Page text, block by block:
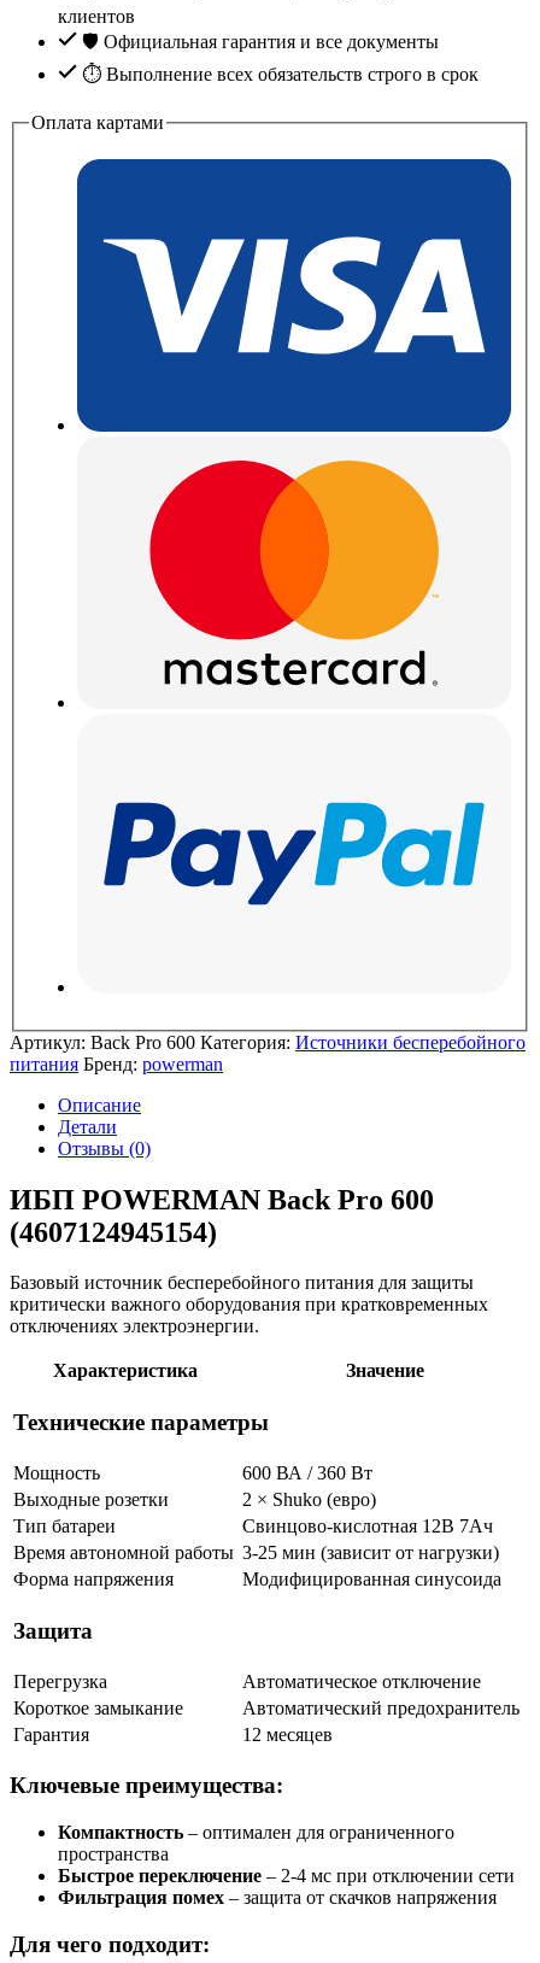
клиентов
🛡️ Официальная гарантия и все документы
⏱ Выполнение всех обязательств строго в срок
Оплата картами
Артикул: Back Pro 600 Категория: Источники бесперебойного
питания Бренд: powerman
Описание
Детали
Отзывы (0)
ИБП POWERMAN Back Pro 600
(4607124945154)
Базовый источник бесперебойного питания для защиты
критически важного оборудования при кратковременных
отключениях электроэнергии.
Характеристика Значение
Технические параметры
Мощность
600 ВА / 360 Вт
Выходные розетки
2 × Shuko (евро)
Тип батареи
Свинцово-кислотная 12В 7Ач
Время автономной работы 3-25 мин (зависит от нагрузки)
Форма напряжения
Модифицированная синусоида
Защита
Перегрузка
Автоматическое отключение
Короткое замыкание
Автоматический предохранитель
Гарантия
12 месяцев
Ключевые преимущества:
Компактность – оптимален для ограниченного
пространства
Быстрое переключение – 2-4 мс при отключении сети
Фильтрация помех – защита от скачков напряжения
Для чего подходит: